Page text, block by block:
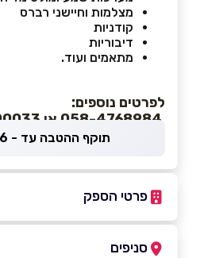
מצלמות וחיישני רברס
קודניות
דיבוריות
מתאמים ועוד.
לפרטים נוספים:
תוקף ההטבה עד - 09.09.2026
פרטי הספק
סניפים